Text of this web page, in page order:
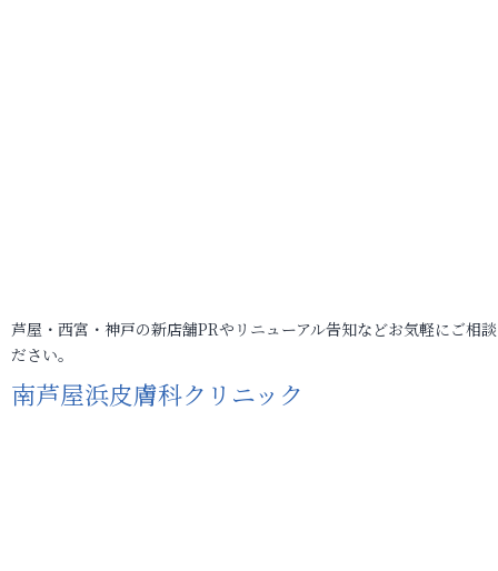
芦屋・西宮・神戸の新店舗PRやリニューアル告知などお気軽にご相
ださい。
南芦屋浜皮膚科クリニック